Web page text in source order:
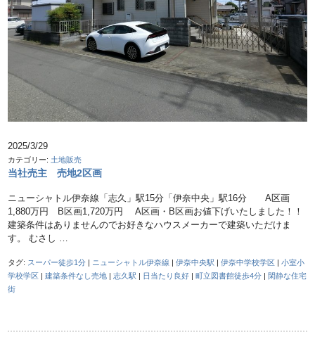
2025/3/29
カテゴリー: 土地販売
当社売主 売地2区画
ニューシャトル伊奈線「志久」駅15分「伊奈中央」駅16分 A区画
1,880万円 B区画1,720万円 A区画・B区画お値下げいたしました！！
建築条件はありませんのでお好きなハウスメーカーで建築いただけま
す。 むさし …
タグ: スーパー徒歩1分 | ニューシャトル伊奈線 |伊奈中央駅 |伊奈中学校学区 |小室小
学校学区 |建築条件なし売地 |志久駅 | 日当たり良好 |町立図書館徒歩4分 | 閑静な住宅
街